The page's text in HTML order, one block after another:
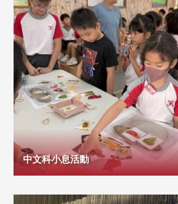
中文科小息活動